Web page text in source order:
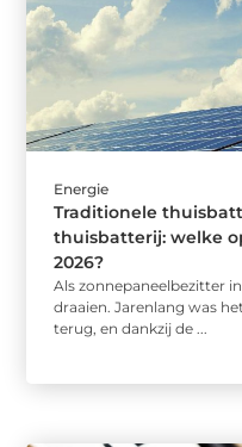
Energie
Traditionele
thuisbatterij: welke
2026?
Als zonnepaneelbezitter
draaien. Jarenlang was
terug, en dankzij de ...